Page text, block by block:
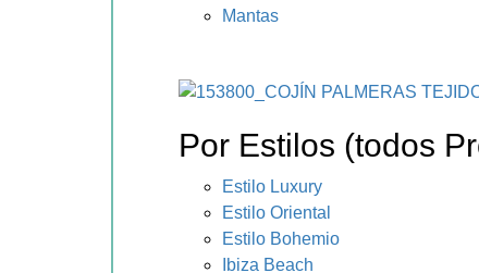
Mantas
Por Estilos (todos
Estilo Luxury
Estilo Oriental
Estilo Bohemio
Ibiza Beach